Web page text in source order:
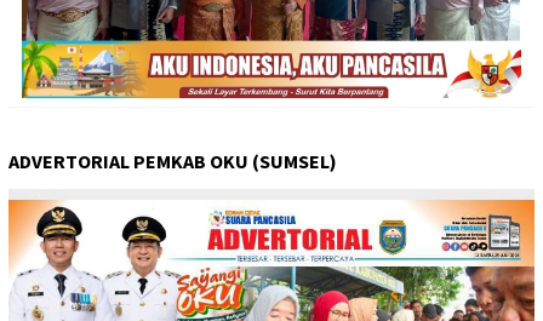
ADVERTORIAL PEMKAB OKU (SUMSEL)